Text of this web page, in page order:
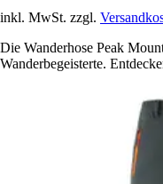
inkl. MwSt. zzgl.
Die Wanderhose Peak
Wanderbegeisterte.